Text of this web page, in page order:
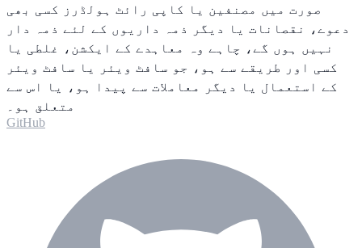
صورت میں مصنفین یا کاپی رائٹ ہولڈرز کسی بھی
دعوے، نقصانات یا دیگر ذمہ داریوں کے لئے ذمہ دار
نہیں ہوں گے، چاہے وہ معاہدے کے ایکشن، غلطی یا
کسی اور طریقے سے ہو، جو سافٹ ویئر یا سافٹ ویئر
کے استعمال یا دیگر معاملات سے پیدا ہو، یا اس سے
متعلق ہو۔
GitHub